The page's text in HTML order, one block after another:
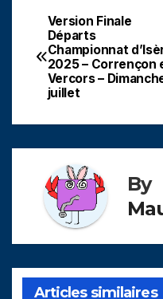
Navigation
de
l’article
Version Finale
Départs
Championnat
2025 – Corrençon
Vercors –
juillet
By
Articles similaires